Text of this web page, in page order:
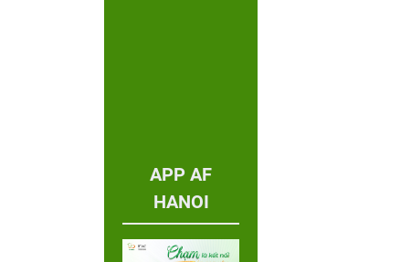
APP AF
HANOI